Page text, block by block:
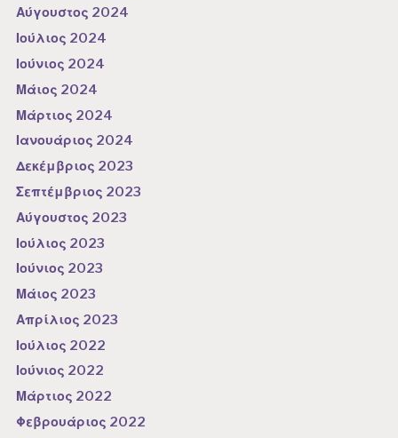
Αύγουστος 2024
Ιούλιος 2024
Ιούνιος 2024
Μάιος 2024
Μάρτιος 2024
Ιανουάριος 2024
Δεκέμβριος 2023
Σεπτέμβριος 2023
Αύγουστος 2023
Ιούλιος 2023
Ιούνιος 2023
Μάιος 2023
Απρίλιος 2023
Ιούλιος 2022
Ιούνιος 2022
Μάρτιος 2022
Φεβρουάριος 2022